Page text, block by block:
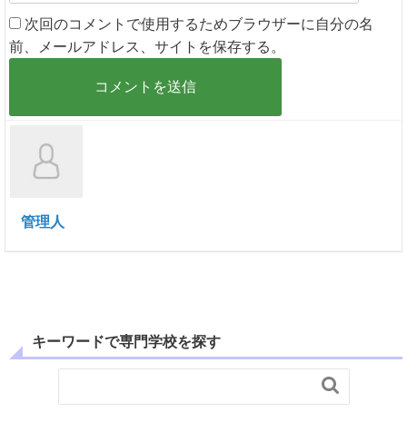
次回のコメントで使用するためブラウザーに自分の名
前、メールアドレス、サイトを保存する。
管理人
キーワードで専門学校を探す
